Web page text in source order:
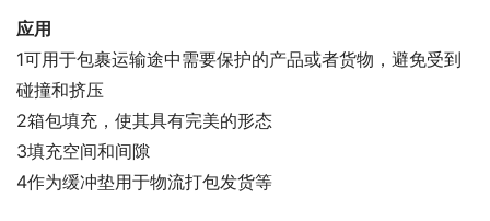
应用
1可用于包裹运输途中需要保护的产品或者货物，避免受到
碰撞和挤压
2箱包填充，使其具有完美的形态
3填充空间和间隙
4作为缓冲垫用于物流打包发货等